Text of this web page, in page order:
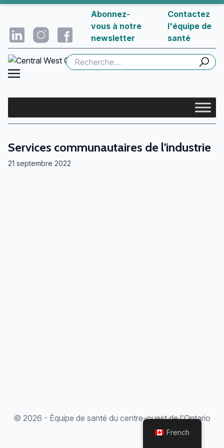
Abonnez-
vous à notre
newsletter
Contactez
l'équipe de
santé
Rechercher :
Services communautaires de l'industrie
21 septembre 2022
© 2026 - Équipe de santé du centre-ouest de l'Ontario
French